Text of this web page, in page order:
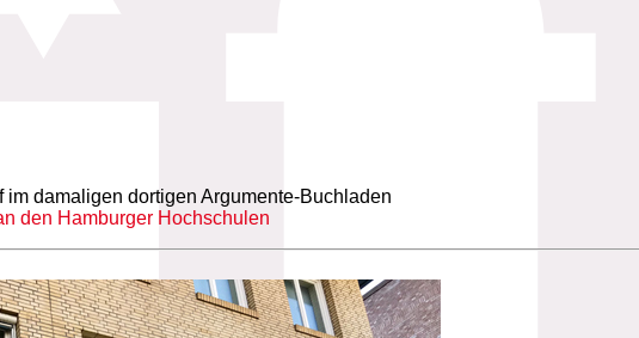
im damaligen dortigen Argumente-Buchladen
den Hamburger Hochschulen